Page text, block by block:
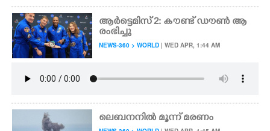
ആർട്ടെമിസ് 2: കൗണ്ട് ഡൗൺ ആ
രംഭിച്ചു
NEWS-360 > WORLD | WED APR, 1:44 AM
ലെബനനിൽ മൂന്ന് മരണം